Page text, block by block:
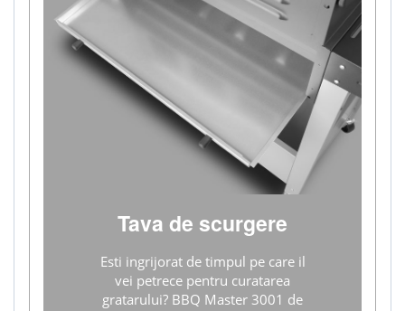
Tava de scurgere
Esti ingrijorat de timpul pe care il
vei petrece pentru curatarea
gratarului? BBQ Master 3001 de